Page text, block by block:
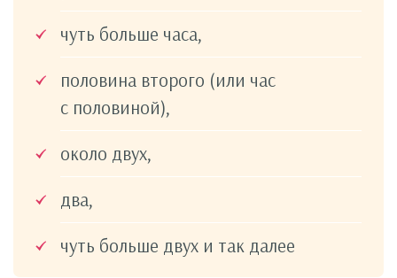
чуть больше часа,
половина второго (или час
с половиной),
около двух,
два,
чуть больше двух и так далее